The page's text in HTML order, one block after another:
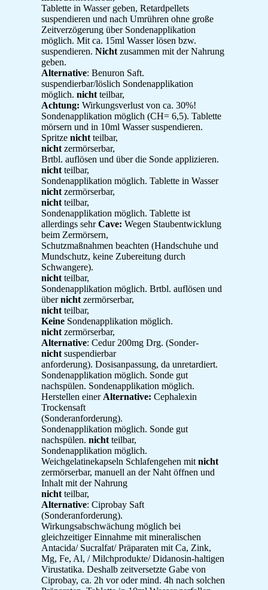
Tablette in Wasser geben, Retardpellets
suspendieren und nach Umrühren ohne große
Zeitverzögerung über Sondenapplikation
möglich. Mit ca. 15ml Wasser lösen bzw.
suspendieren. Nicht zusammen mit der Nahrung
geben.
Alternative: Benuron Saft.
suspendierbar/löslich Sondenapplikation
möglich. nicht teilbar,
Achtung: Wirkungsverlust von ca. 30%!
Sondenapplikation möglich (CH= 6,5). Tablette
mörsern und in 10ml Wasser suspendieren.
Spritze nicht teilbar,
nicht zermörserbar,
Brtbl. auflösen und über die Sonde applizieren.
nicht teilbar,
Sondenapplikation möglich. Tablette in Wasser
nicht zermörserbar,
nicht teilbar,
Sondenapplikation möglich. Tablette ist
allerdings sehrCave: Wegen Staubentwicklung
beim Zermörsern,
Schutzmaßnahmen beachten (Handschuhe und
Mundschutz, keine Zubereitung durch
Schwangere).
nicht teilbar,
Sondenapplikation möglich. Brtbl. auflösen und
übernicht zermörserbar,
nicht teilbar,
Keine Sondenapplikation möglich.
nicht zermörserbar,
Alternative: Cedur 200mg Drg. (Sonder-
nicht suspendierbar
anforderung). Dosisanpassung, da unretardiert.
Sondenapplikation möglich. Sonde gut
nachspülen. Sondenapplikation möglich.
Herstellen einer Alternative: Cephalexin
Trockensaft
(Sonderanforderung).
Sondenapplikation möglich. Sonde gut
nachspülen. nicht teilbar,
Sondenapplikation möglich.
Weichgelatinekapseln Schlafengehen mit nicht
zermörserbar, manuell an der Naht öffnen und
Inhalt mit der Nahrung
nicht teilbar,
Alternative: Ciprobay Saft
(Sonderanforderung).
Wirkungsabschwächung möglich bei
gleichzeitiger Einnahme mit mineralischen
Antacida/ Sucralfat/ Präparaten mit Ca, Zink,
Mg, Fe, Al, / Milchprodukte/ Didanosin-haltigen
Virustatika. Deshalb zeitversetzte Gabe von
Ciprobay, ca. 2h vor oder mind. 4h nach solchen